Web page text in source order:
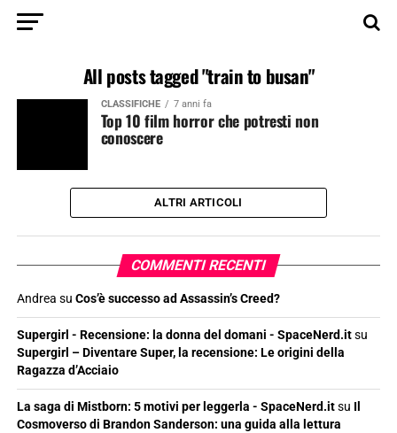
All posts tagged "train to busan"
CLASSIFICHE 7 anni fa
Top 10 film horror che potresti non
conoscere
ALTRI ARTICOLI
COMMENTI RECENTI
Andrea su Cos’è successo ad Assassin’s Creed?
Supergirl - Recensione: la donna del domani - SpaceNerd.itsu
Supergirl – Diventare Super, la recensione: Le origini della
Ragazza d’Acciaio
La saga di Mistborn: 5 motivi per leggerla - SpaceNerd.itsu Il
Cosmoverso di Brandon Sanderson: una guida alla lettura